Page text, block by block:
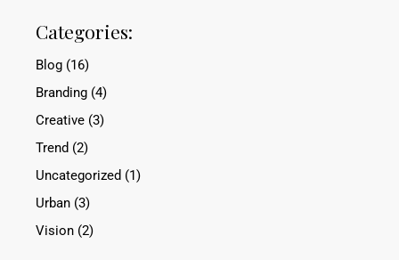
Categories:
Blog (16)
Branding (4)
Creative (3)
Trend (2)
Uncategorized (1)
Urban (3)
Vision (2)